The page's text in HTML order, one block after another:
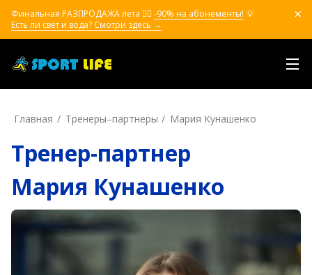
Финальная РАЗПРОДАЖА лета ❤️‍🔥 -90% на абонементы! 💡
Есть ли свет и вода? Смотри здесь →
Главная Тренеры–пapтнepы Мария Кунашенко
Тренер-партнер
Мария Кунашенко